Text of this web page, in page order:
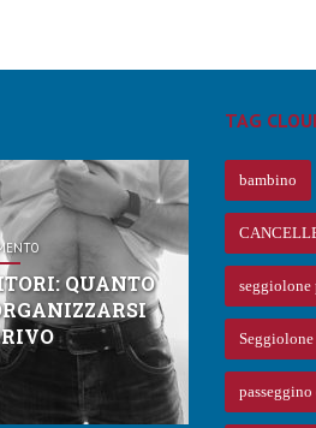
QUANTO
TAG
bambino
seggiolone
Seggiolone